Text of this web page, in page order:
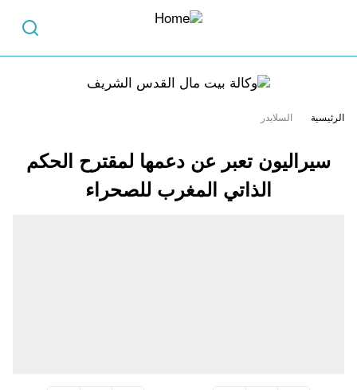
الرئيسية السلايدر
سيراليون تعبر عن دعمها لمقترح الحكم
الذاتي المغرب للصحراء